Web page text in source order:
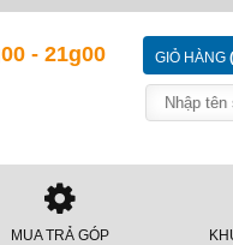
- 21g00 GIỎ HÀNG
MUA TRẢ GÓP